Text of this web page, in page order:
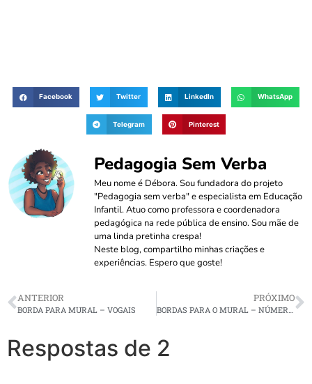
Facebook Twitter LinkedIn WhatsApp
Telegram Pinterest
Pedagogia Sem Verba
Meu nome é Débora. Sou fundadora do projeto
"Pedagogia sem verba" e especialista em Educação
Infantil. Atuo como professora e coordenadora
pedagógica na rede pública de ensino. Sou mãe de
uma linda pretinha crespa!
Neste blog, compartilho minhas criações e
experiências. Espero que goste!
ANTERIOR
BORDA PARA MURAL – VOGAIS
PRÓXIMO
Respostas de 2